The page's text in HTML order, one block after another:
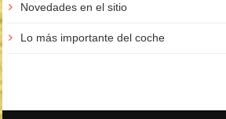
Novedades en el sitio
Lo más importante del coche